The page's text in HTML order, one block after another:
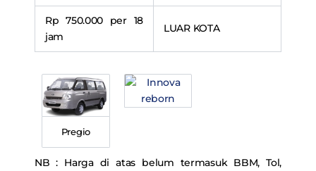
Rp 750.000 per 18
jam
LUAR KOTA
Pregio
NB : Harga di atas belum termasuk BBM, Tol,